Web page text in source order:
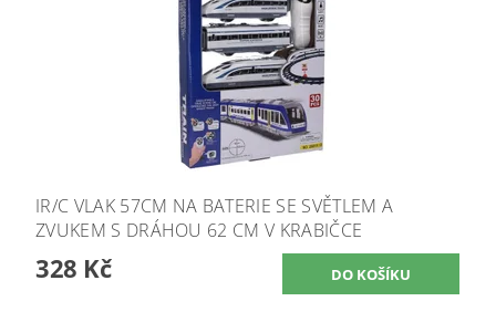
IR/C VLAK 57CM NA BATERIE SE SVĚTLEM A
ZVUKEM S DRÁHOU 62 CM V KRABIČCE
328 Kč